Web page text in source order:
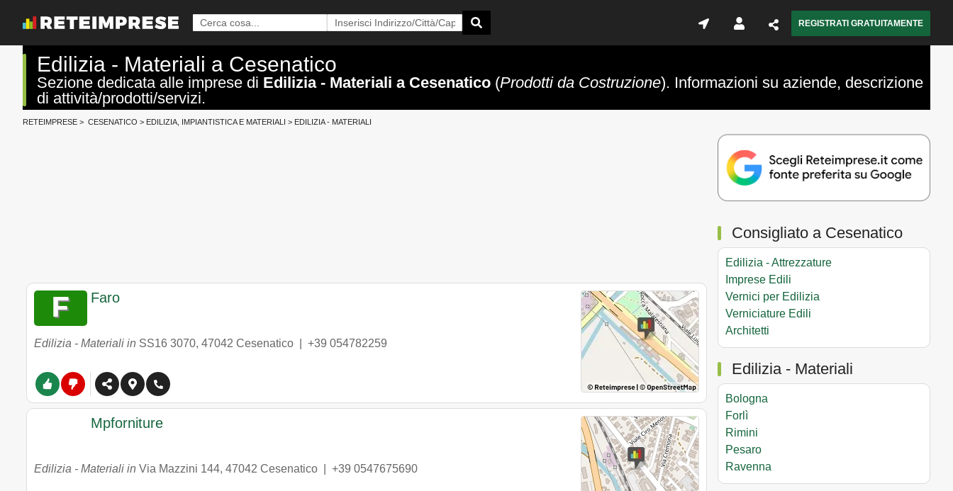
REGISTRATI GRATUITAMENTE
Edilizia - Materiali a Cesenatico
Sezione dedicata alle imprese di Edilizia - Materiali a Cesenatico (Prodotti da Costruzione). Informazioni su aziende, descrizione
di attività/prodotti/servizi.
RETEIMPRESE > CESENATICO > EDILIZIA, IMPIANTISTICA E MATERIALI > EDILIZIA - MATERIALI
Faro
Edilizia - Materiali in SS16 3070, 47042 Cesenatico +39 054782259
Mpforniture
Edilizia - Materiali in Via Mazzini 144, 47042 Cesenatico +39 0547675690
Consigliato a Cesenatico
Edilizia - Attrezzature
Imprese Edili
Vernici per Edilizia
Verniciature Edili
Architetti
Edilizia - Materiali
Bologna
Forlì
Rimini
Pesaro
Ravenna